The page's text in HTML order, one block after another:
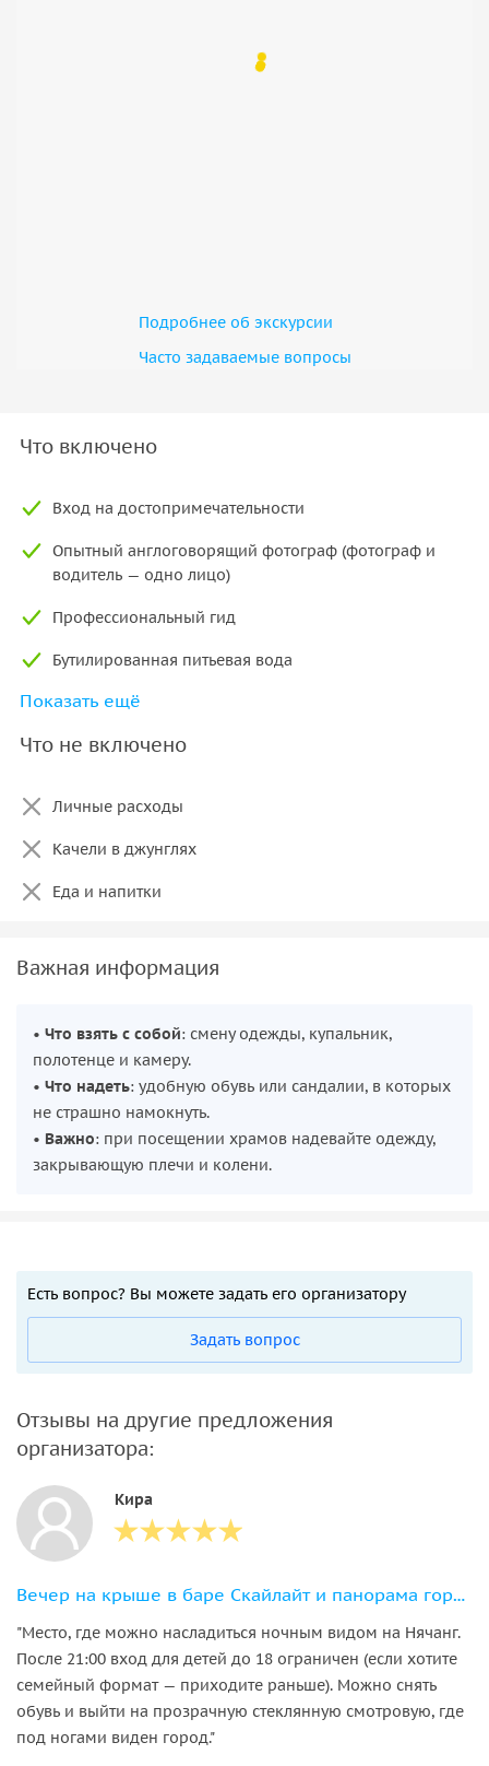
Подробнее об экскурсии
Часто задаваемые вопросы
Что включено
Вход на достопримечательности
Опытный англоговорящий фотограф (фотограф и
водитель — одно лицо)
Профессиональный гид
Бутилированная питьевая вода
Трансфер в обе стороны от вашего отеля и обратно
Фотозоны с птичьими гнездами, фотозона с
Показать ещё
Что не включено
Личные расходы
Качели в джунглях
Еда и напитки
Важная информация
• Что взять с собой: смену одежды, купальник,
полотенце и камеру.
• Что надеть: удобную обувь или сандалии, в которых
не страшно намокнуть.
• Важно: при посещении храмов надевайте одежду,
закрывающую плечи и колени.
Есть вопрос? Вы можете задать его организатору
Задать вопрос
Отзывы на другие предложения
организатора:
Кира
Вечер на крыше в баре Скайлайт и панорама города
"Место, где можно насладиться ночным видом на Нячанг.
После 21:00 вход для детей до 18 ограничен (если хотите
семейный формат — приходите раньше). Можно снять
обувь и выйти на прозрачную стеклянную смотровую, где
под ногами виден город."